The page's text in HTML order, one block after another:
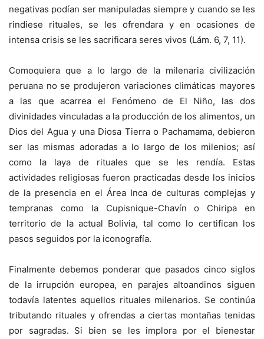
negativas podían ser manipuladas siempre y cuando se les
rindiese rituales, se les ofrendara y en ocasiones de
intensa crisis se les sacrificara seres vivos (Lám. 6, 7, 11).
Comoquiera que a lo largo de la milenaria civilización
peruana no se produjeron variaciones climáticas mayores
a las que acarrea el Fenómeno de El Niño, las dos
divinidades vinculadas a la producción de los alimentos, un
Dios del Agua y una Diosa Tierra o Pachamama, debieron
ser las mismas adoradas a lo largo de los milenios; así
como la laya de rituales que se les rendía. Estas
actividades religiosas fueron practicadas desde los inicios
de la presencia en el Área Inca de culturas complejas y
tempranas como la Cupisnique-Chavín o Chiripa en
territorio de la actual Bolivia, tal como lo certifican los
pasos seguidos por la iconografía.
Finalmente debemos ponderar que pasados cinco siglos
de la irrupción europea, en parajes altoandinos siguen
todavía latentes aquellos rituales milenarios. Se continúa
tributando rituales y ofrendas a ciertas montañas tenidas
por sagradas. Si bien se les implora por el bienestar